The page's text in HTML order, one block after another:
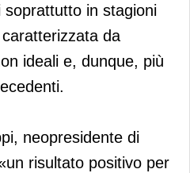
in stagioni
da
ideali e, dunque, più
neopresidente di
risultato positivo per